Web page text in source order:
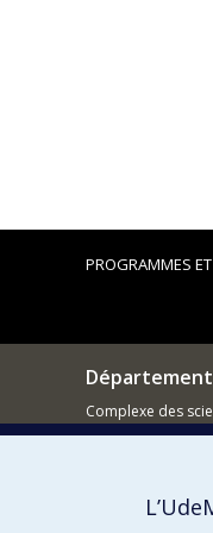
PROGRAMMES
Complexe des
1375 Avenue